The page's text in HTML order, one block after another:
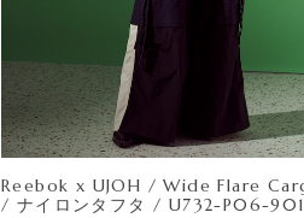
Reebok x UJOH / Wide Flare
/ ナイロンタフタ / U732-P06-901